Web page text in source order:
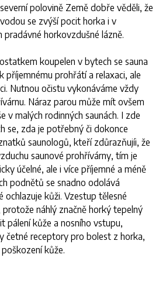
polovině Země dobře věděli, že
se zvýší pocit horka i v
horkovzdušné lázně.
koupelen v bytech se sauna
příjemnému prohřátí a relaxaci, ale
Nutnou očistu vykonáváme vždy
Náraz parou může mít ovšem
v malých rodinných saunách. I zde
se, zda je potřebný či dokonce
saunologů, kteří zdůrazňujíi, že
saunové prohřívárny, tím je
účelné, ale i více příjemné a méně
podnětů se snadno odolává
kůži. Vzestup tělesné
náhlý značně horký tepelný
pálení kůže a nosního vstupu,
četné receptory pro bolest z horka,
kůže.